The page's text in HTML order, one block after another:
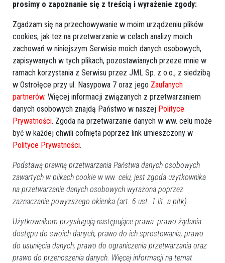
Więcej o:Ostrołęka,spalarnia odpadów niebezpiecznych
ORLEN Ekotulizacja
prosimy o zapoznanie się z treścią i wyrażenie zgody:
Zgadzam się na przechowywanie w moim urządzeniu plików
cookies, jak też na przetwarzanie w celach analizy moich
zachowań w niniejszym Serwisie moich danych osobowych,
zapisywanych w tych plikach, pozostawianych przeze mnie w
ramach korzystania z Serwisu przez JML Sp. z o.o., z siedzibą
w Ostrołęce przy ul. Nasypowa 7 oraz jego Zaufanych
partnerów. Więcej informacji związanych z przetwarzaniem
danych osobowych znajdą Państwo w naszej Polityce
Prywatności. Zgoda na przetwarzanie danych w ww. celu może
być w każdej chwili cofnięta poprzez link umieszczony w
Polityce Prywatności.
Podstawą prawną przetwarzania Państwa danych osobowych
zawartych w plikach cookie w ww. celu, jest zgoda użytkownika
na przetwarzanie danych osobowych wyrażona poprzez
zaznaczanie powyższego okienka (art. 6 ust. 1 lit. a pltk).
Użytkownikom przysługują następujące prawa: prawo żądania
dostępu do swoich danych, prawo do ich sprostowania, prawo
do usunięcia danych, prawo do ograniczenia przetwarzania oraz
prawo do przenoszenia danych. Więcej informacji na temat